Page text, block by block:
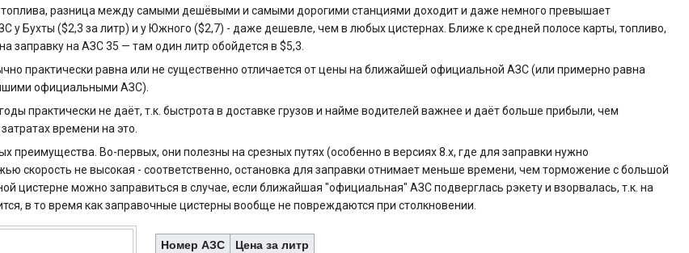
топлива, разница между самыми дешёвыми и самыми дорогими станциями доходит и даже немного превышает
у Бухты ($2,3 за литр) и у Южного ($2,7) - даже дешевле, чем в любых цистернах. Ближе к средней полосе карты, топливо,
заправку на АЗС 35 — там один литр обойдется в $5,3.
практически равна или не существенно отличается от цены на ближайшей официальной АЗС (или примерно равна
официальными АЗС).
практически не даёт, т.к. быстрота в доставке грузов и найме водителей важнее и даёт больше прибыли, чем
времени на это.
преимущества. Во-первых, они полезны на срезных путях (особенно в версиях 8.х, где для заправки нужно
скорость не высокая - соответственно, остановка для заправки отнимает меньше времени, чем торможение с большой
цистерне можно заправиться в случае, если ближайшая "официальная" АЗС подверглась рэкету и взорвалась, т.к. на
в то время как заправочные цистерны вообще не повреждаются при столкновении.
Номер АЗС
Цена за литр